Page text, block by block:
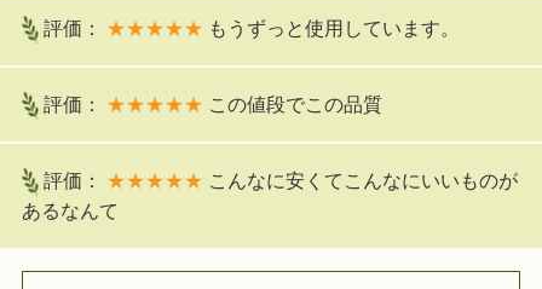
評価： ★★★★★ もうずっと使用しています。
評価： ★★★★★ この値段でこの品質
評価： ★★★★★ こんなに安くてこんなにいいものが
あるなんて